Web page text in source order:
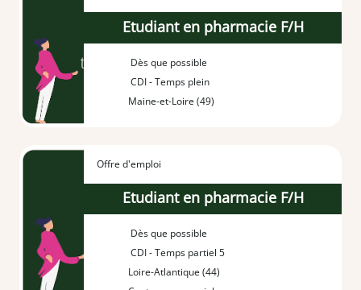
Etudiant en pharmacie F/H
Dès que possible
CDI - Temps plein
Maine-et-Loire (49)
Offre d'emploi
Etudiant en pharmacie F/H
Dès que possible
CDI - Temps partiel 5
Loire-Atlantique (44)